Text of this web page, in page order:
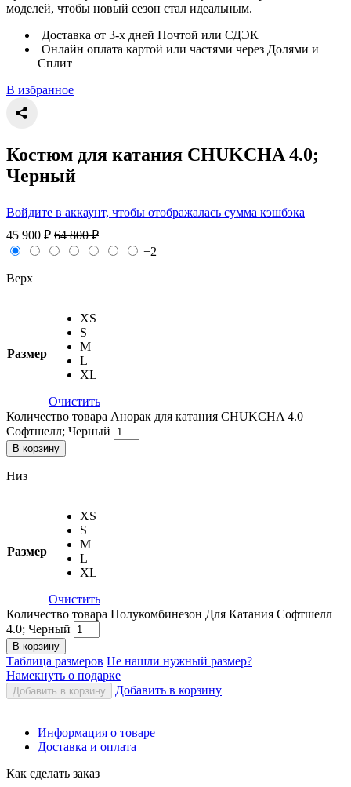
моделей, чтобы новый сезон стал идеальным.
Доставка от 3-х дней Почтой или СДЭК
Онлайн оплата картой или частями через Долями и
Сплит
В избранное
Костюм для катания CHUKCHA 4.0;
Черный
Войдите в аккаунт, чтобы отображалась сумма кэшбэка
45 900 ₽ 64 800₽
+2
Верх
Размер
XS
S
M
L
XL
Очистить
Количество товара Анорак для катания CHUKCHA 4.0
Софтшелл; Черный
В корзину
Низ
Размер
XS
S
M
L
XL
Очистить
Количество товара Полукомбинезон Для Катания Софтшелл
4.0; Черный
В корзину
Таблица размеров Не нашли нужный размер?
Намекнуть о подарке
Добавить в корзину Добавить в корзину
Информация о товаре
Доставка и оплата
Как сделать заказ